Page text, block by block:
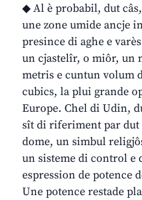
◆ Al è probabil, dut
une zone umide ancje
presince di aghe e
un cjastelîr, o miôr, un
metris e cuntun volum
cubics, la plui grande
Europe. Chel di Udin,
sît di riferiment par
dome, un simbul
un sisteme di control e
espression de potence
Une potence restade